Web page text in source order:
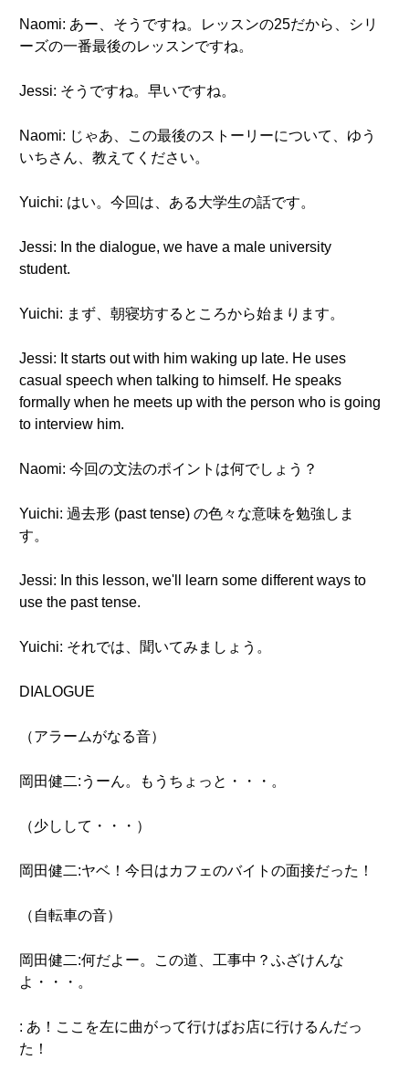
Naomi: あー、そうですね。レッスンの25だから、シリ
ーズの一番最後のレッスンですね。
Jessi: そうですね。早いですね。
Naomi: じゃあ、この最後のストーリーについて、ゆう
いちさん、教えてください。
Yuichi: はい。今回は、ある大学生の話です。
Jessi: In the dialogue, we have a male university
student.
Yuichi: まず、朝寝坊するところから始まります。
Jessi: It starts out with him waking up late. He uses
casual speech when talking to himself. He speaks
formally when he meets up with the person who is going
to interview him.
Naomi: 今回の文法のポイントは何でしょう？
Yuichi: 過去形 (past tense) の色々な意味を勉強しま
す。
Jessi: In this lesson, we'll learn some different ways to
use the past tense.
Yuichi: それでは、聞いてみましょう。
DIALOGUE
（アラームがなる音）
岡田健二:うーん。もうちょっと・・・。
（少しして・・・）
岡田健二:ヤベ！今日はカフェのバイトの面接だった！
（自転車の音）
岡田健二:何だよー。この道、工事中？ふざけんな
よ・・・。
: あ！ここを左に曲がって行けばお店に行けるんだっ
た！